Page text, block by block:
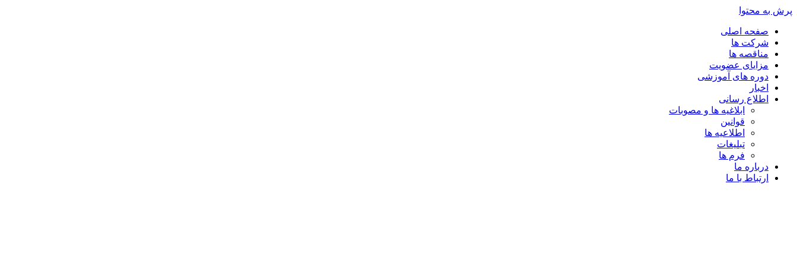
پرش به محتوا
صفحه اصلی
شرکت ها
مناقصه ها
مزایای عضویت
دوره های آموزشی
اخبار
اطلاع رسانی
ابلاغیه ها و مصوبات
قوانین
اطلاعیه ها
تبلیغات
فرم ها
درباره ما
ارتباط با ما